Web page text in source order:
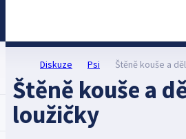
Diskuze Psi Štěně kouše a
Štěně kouše a
loužičky